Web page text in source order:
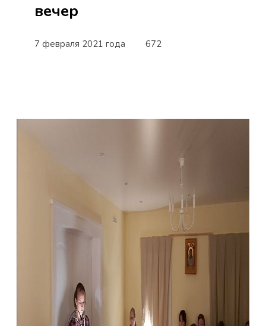
вечер
7 февраля 2021 года 672